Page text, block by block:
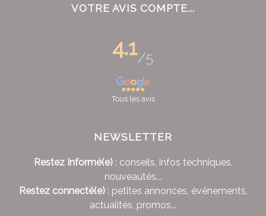
VOTRE AVIS COMPTE...
4.1/5
Tous les avis
NEWSLETTER
Restez Informé(e): conseils, infos techniques,
nouveautés...
Restez connecté(e): petites annonces, événements,
actualités, promos...